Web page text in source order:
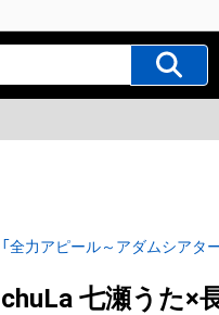
「全力アピール～アダムシアタ
chuLa 七瀬うた×